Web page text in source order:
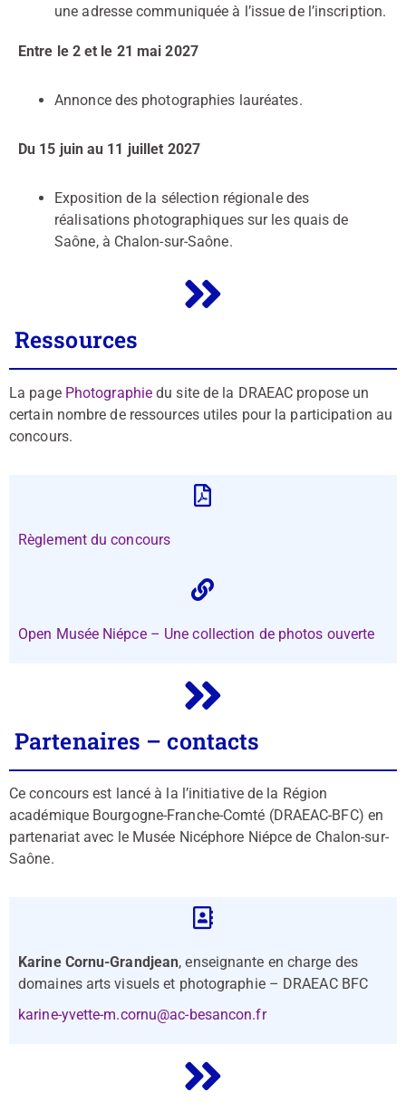
une adresse communiquée à l’issue de l’inscription.
Entre le 2 et le 21 mai 2027
Annonce des photographies lauréates.
Du 15 juin au 11 juillet 2027
Exposition de la sélection régionale des
réalisations photographiques sur les quais de
Saône, à Chalon-sur-Saône.
Ressources
La page Photographie du site de la DRAEAC propose un
certain nombre de ressources utiles pour la participation au
concours.
Règlement du concours
Open Musée Niépce – Une collection de photos ouverte
Partenaires – contacts
Ce concours est lancé à la l’initiative de la Région
académique Bourgogne-Franche-Comté (DRAEAC-BFC) en
partenariat avec le Musée Nicéphore Niépce de Chalon-sur-
Saône.
Karine Cornu-Grandjean, enseignante en charge des
domaines arts visuels et photographie – DRAEAC BFC
karine-yvette-m.cornu@ac-besancon.fr